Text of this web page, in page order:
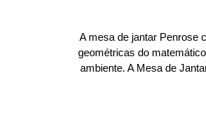
A mesa de jantar Penrose
geométricas do
ambiente. A Mesa de